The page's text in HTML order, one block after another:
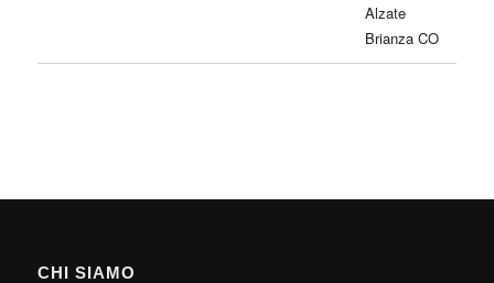
Alzate
Brianza CO
CHI SIAMO